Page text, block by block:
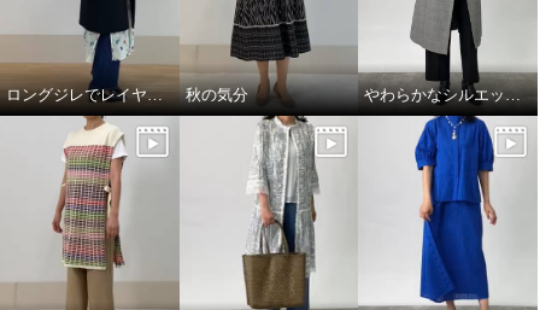
ロングジレでレイヤードスタイル 秋の気分 やわらかなシルエットの上質トレンチコート